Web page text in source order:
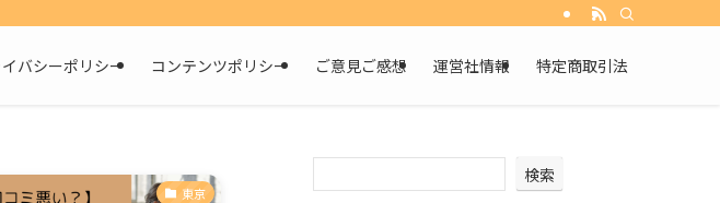
バシーポリシー コンテンツポリシー ご意見ご感想 運営社情報 特定商取引法
東京
検索